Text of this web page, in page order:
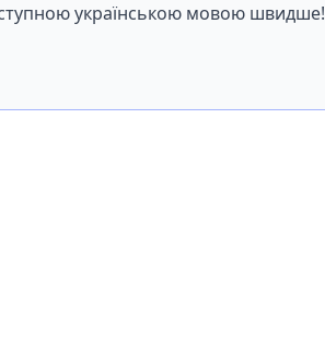
українською мовою швидше!